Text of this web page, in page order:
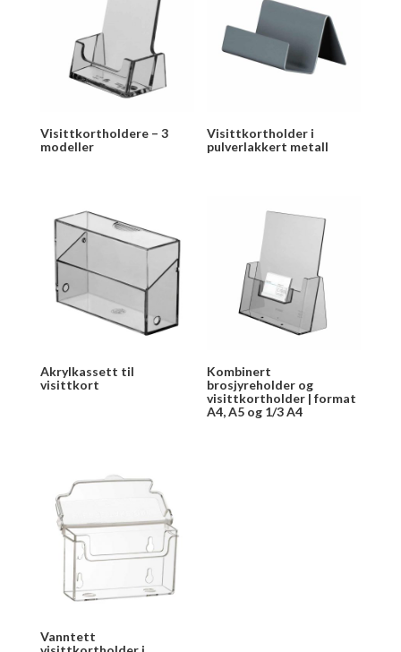
Visittkortholdere – 3
modeller
Visittkortholder i
pulverlakkert metall
Akrylkassett til
visittkort
Kombinert
brosjyreholder og
visittkortholder | format
A4, A5 og 1/3 A4
Vanntett